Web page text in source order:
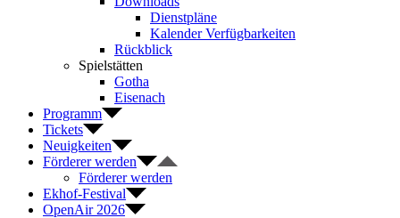
Dienstpläne
Kalender Verfügbarkeiten
Rückblick
Spielstätten
Gotha
Eisenach
Programm
Tickets
Neuigkeiten
Förderer werden
Förderer werden
Ekhof-Festival
OpenAir 2026